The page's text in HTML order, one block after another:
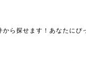
ら探せます！あなたにぴ